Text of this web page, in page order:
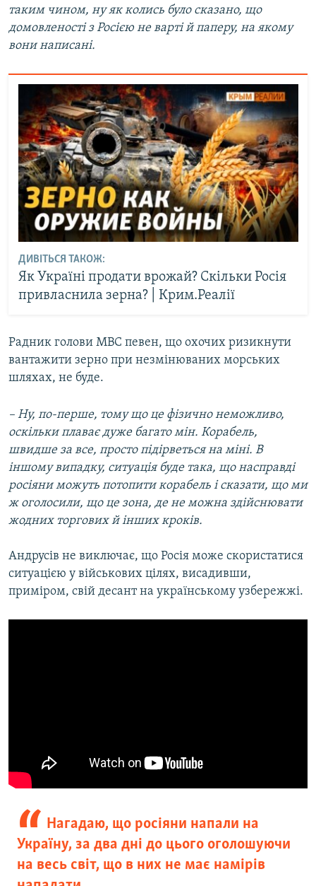
таким чином, ну як колись було сказано, що
домовленості з Росією не варті й паперу, на якому
вони написані.
ДИВІТЬСЯ ТАКОЖ:
Як Україні продати врожай? Скільки Росія
привласнила зерна? | Крим.Реалії
Радник голови МВС певен, що охочих ризикнути
вантажити зерно при незмінюваних морських
шляхах, не буде.
– Ну, по-перше, тому що це фізично неможливо,
оскільки плаває дуже багато мін. Корабель,
швидше за все, просто підірветься на міні. В
іншому випадку, ситуація буде така, що насправді
росіяни можуть потопити корабель і сказати, що ми
ж оголосили, що це зона, де не можна здійснювати
жодних торгових й інших кроків.
Андрусів не виключає, що Росія може скористатися
ситуацією у військових цілях, висадивши,
приміром, свій десант на українському узбережжі.
Нагадаю, що росіяни напали на
Україну, за два дні до цього оголошуючи
на весь світ, що в них не має намірів